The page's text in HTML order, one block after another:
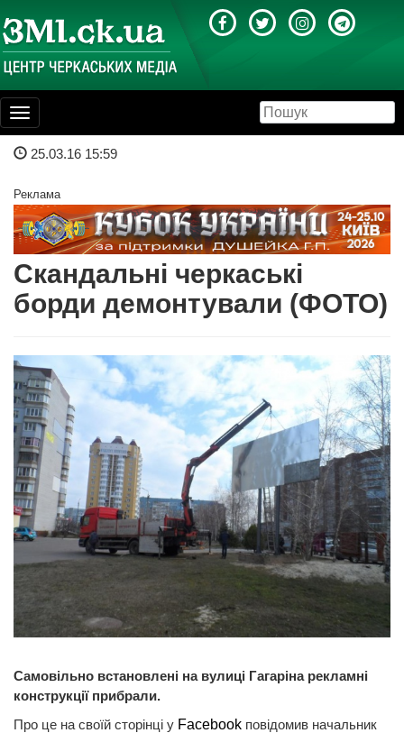
Toggle
navigation
25.03.16 15:59
Реклама
Скандальні черкаські
борди демонтували (ФОТО)
Самовільно встановлені на вулиці Гагаріна рекламні
конструкції прибрали.
Про це на своїй сторінці у Facebook повідомив начальник